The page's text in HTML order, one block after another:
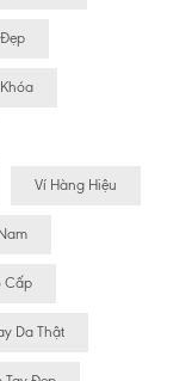
Ví Hàng Hiệu
Cấp
Da Thật